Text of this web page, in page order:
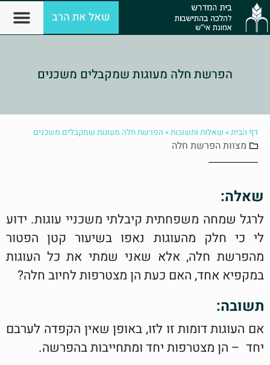
שאל את הרב
הפרשת חלה מעוגות שמקבלים משכנים
דף הבית» שאלות ותשובות» הפרשת חלה מעוגות שמקבלים משכנים
מצוותהפרשת חלה
שאלה:
לרגל שמחה משפחתית קיבלתי משכניי עוגות. ידוע
לי כי חלק מהעוגות נאפו בשיעור קטן הפטור
מהפרשת חלה, אלא שאני שמתי את כל העוגות
במקפיא אחד, האם כעת הן מצטרפות לחיוב חלה?
תשובה:
אם העוגות דומות זו לזו, באופן שאין הקפדה לערבם
יחד – הן מצטרפות יחד ומתחייבות בהפרשה.